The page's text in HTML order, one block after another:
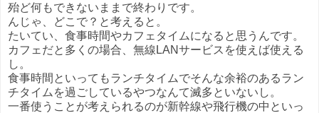
殆ど何もできないままで終わりです。
んじゃ、どこで？と考えると。
たいてい、食事時間やカフェタイムになると思うんです。
カフェだと多くの場合、無線LANサービスを使えば使える
し。
食事時間といってもランチタイムでそんな余裕のあるラン
チタイムを過ごしているやつなんて滅多といないし。
一番使うことが考えられるのが新幹線や飛行機の中といっ